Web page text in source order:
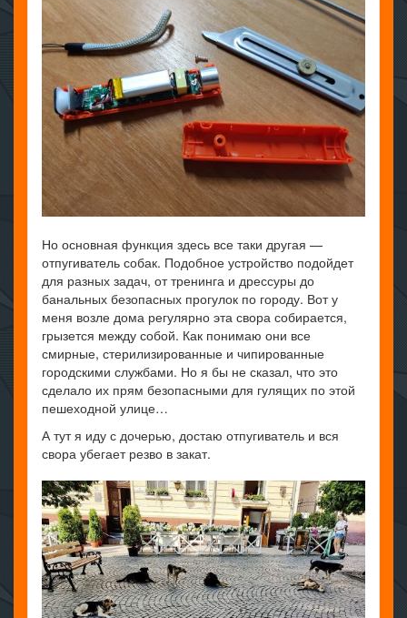
Но основная функция здесь все таки другая —
отпугиватель собак. Подобное устройство подойдет
для разных задач, от тренинга и дрессуры до
банальных безопасных прогулок по городу. Вот у
меня возле дома регулярно эта свора собирается,
грызется между собой. Как понимаю они все
смирные, стерилизированные и чипированные
городскими службами. Но я бы не сказал, что это
сделало их прям безопасными для гулящих по этой
пешеходной улице…
А тут я иду с дочерью, достаю отпугиватель и вся
свора убегает резво в закат.